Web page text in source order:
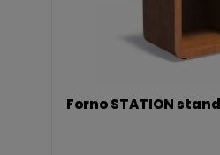
Forno STATION